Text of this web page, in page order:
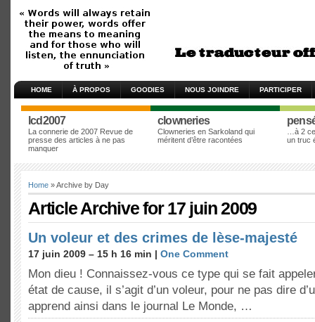
HOME À PROPOS GOODIES NOUS JOINDRE PARTICIPER
lcd2007
La connerie de 2007 Revue de
presse des articles à ne pas
manquer
clowneries
Clowneries en Sarkoland qui
méritent d’être racontées
…à 2
un truc
Home » Archive by Day
Article Archive for 17 juin 2009
Un voleur et des crimes de lèse-majesté
17 juin 2009 – 15 h 16 min | One Comment
Mon dieu ! Connaissez-vous ce type qui se fait
état de cause, il s’agit d’un voleur, pour ne pas dire
apprend ainsi dans le journal Le Monde, …